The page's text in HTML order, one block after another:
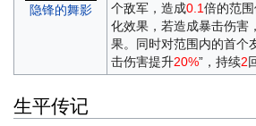
隐锋的舞影
个敌军，造成0.1倍的范
化效果，若造成暴击伤害
果。同时对范围内的首个
击伤害提升20%”，持续2
生平传记